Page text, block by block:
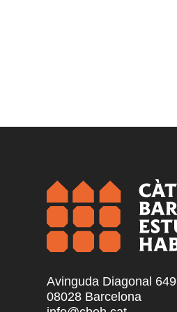
Avinguda Diagonal 649
08028 Barcelona